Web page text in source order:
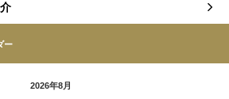
ー
2026年8月